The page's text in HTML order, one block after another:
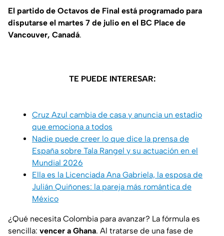
El partido de Octavos de Final está programado para
disputarse el martes 7 de julio en el BC Place de
Vancouver, Canadá.
TE PUEDE INTERESAR:
Cruz Azul cambia de casa y anuncia un estadio
que emociona a todos
Nadie puede creer lo que dice la prensa de
España sobre Tala Rangel y su actuación en el
Mundial 2026
Ella es la Licenciada Ana Gabriela, la esposa de
Julián Quiñones: la pareja más romántica de
México
¿Qué necesita Colombia para avanzar? La fórmula es
sencilla: vencer a Ghana. Al tratarse de una fase de